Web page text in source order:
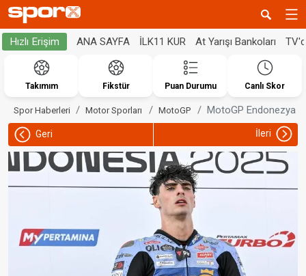
Hızlı Erişim ANA SAYFA İLK11 KUR At Yarışı Bankoları
Takımım Fikstür Puan Durumu Canlı Skor
Spor Haberleri Motor Sporları MotoGP MotoGP Endonezya
Geri İleri